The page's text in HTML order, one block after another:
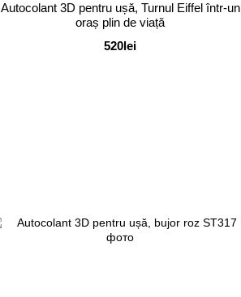
Autocolant 3D pentru ușă, Turnul Eiffel într-un
oraș plin de viață
520lei